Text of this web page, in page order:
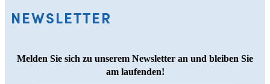
NEWSLETTER
Melden Sie sich zu unserem Newsletter an und bleiben Sie
am laufenden!